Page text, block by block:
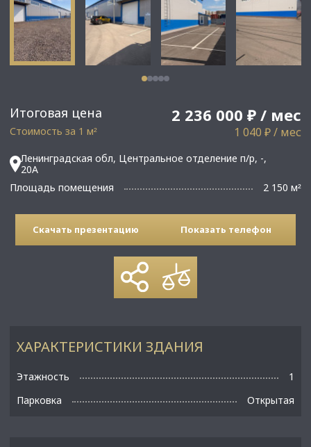
Итоговая цена 2 236 000 ₽ / мес
Стоимость за 1 м² 1 040 ₽ / мес
Ленинградская обл, Центральное отделение п/р, -,
20А
Площадь помещения
2 150 м²
Скачать презентацию Показать телефон
ХАРАКТЕРИСТИКИ ЗДАНИЯ
Этажность
1
Парковка
Открытая